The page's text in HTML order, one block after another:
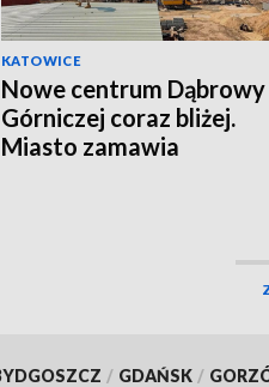
KATOWICE
Nowe centrum Dąbrowy
Górniczej coraz bliżej.
Miasto zamawia
/ GDAŃSK /